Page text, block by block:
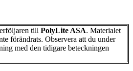
till PolyLite ASA. Materialet
förändrats. Observera att du under
med den tidigare beteckningen